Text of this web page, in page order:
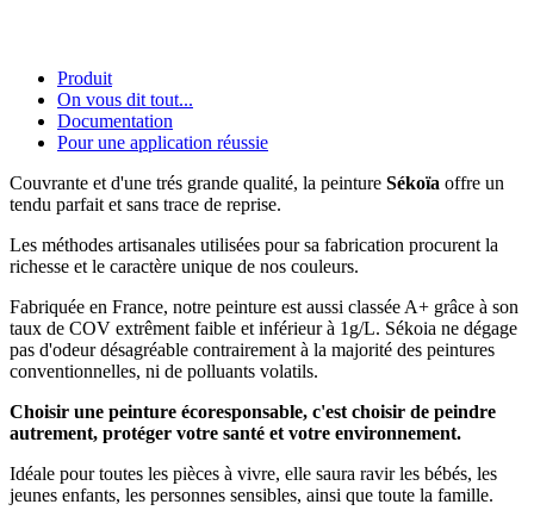
Produit
On vous dit tout...
Documentation
Pour une application réussie
Couvrante et d'une trés grande qualité, la peinture Sékoïa offre un
tendu parfait et sans trace de reprise.
Les méthodes artisanales utilisées pour sa fabrication procurent la
richesse et le caractère unique de nos couleurs.
Fabriquée en France, notre peinture est aussi classée A+ grâce à son
taux de COV extrêment faible et inférieur à 1g/L. Sékoia ne dégage
pas d'odeur désagréable contrairement à la majorité des peintures
conventionnelles, ni de polluants volatils.
Choisir une peinture écoresponsable, c'est choisir de peindre
autrement, protéger votre santé et votre environnement.
Idéale pour toutes les pièces à vivre, elle saura ravir les bébés, les
jeunes enfants, les personnes sensibles, ainsi que toute la famille.